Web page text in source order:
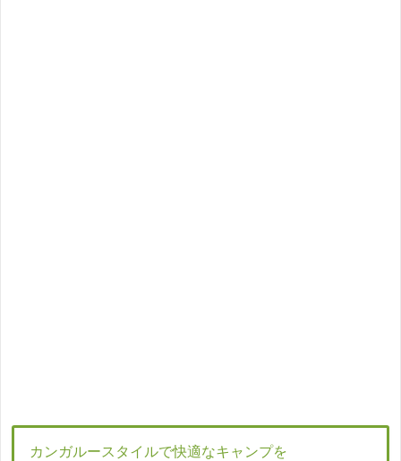
カンガルースタイルで快適なキャンプを